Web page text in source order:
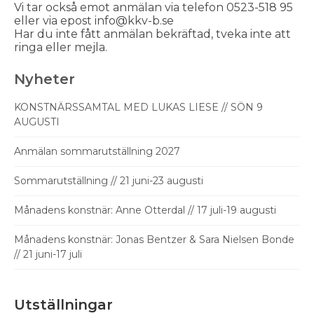
Vi tar också emot anmälan via telefon 0523-518 95
eller via epost info@kkv-b.se
Har du inte fått anmälan bekräftad, tveka inte att
ringa eller mejla.
Nyheter
KONSTNÄRSSAMTAL MED LUKAS LIESE // SÖN 9
AUGUSTI
Anmälan sommarutställning 2027
Sommarutställning // 21 juni-23 augusti
Månadens konstnär: Anne Otterdal // 17 juli-19 augusti
Månadens konstnär: Jonas Bentzer & Sara Nielsen Bonde
// 21 juni-17 juli
Utställningar